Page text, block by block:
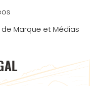
de Marque et Médias